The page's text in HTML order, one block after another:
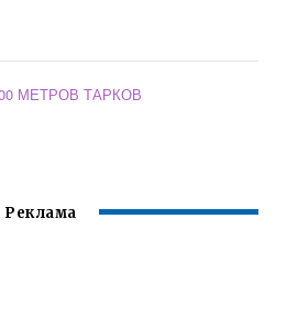
МЕТРОВ ТАРКОВ
Реклама